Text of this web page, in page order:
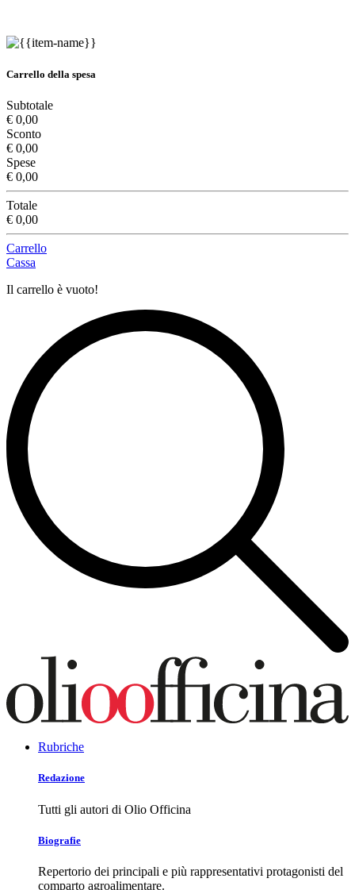
Carrello della spesa
Subtotale
€ 0,00
Sconto
€ 0,00
Spese
€ 0,00
Totale
€ 0,00
Carrello
Cassa
Il carrello è vuoto!
Rubriche
Redazione
Tutti gli autori di Olio Officina
Biografie
Repertorio dei principali e più rappresentativi protagonisti del
comparto agroalimentare.